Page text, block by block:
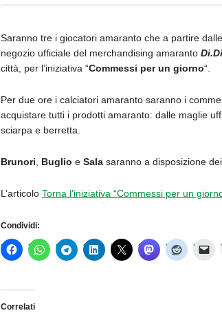
Saranno tre i giocatori amaranto che a partire dalle
negozio ufficiale del merchandising amaranto
città, per l’iniziativa “Commessi per un giorno“.
Per due ore i calciatori amaranto saranno i
acquistare tutti i prodotti amaranto: dalle maglie
sciarpa e berretta.
Brunori, Buglio e Salasaranno a disposizione
L’articolo Torna l’iniziativa “Commessi per un
Condividi:
Correlati